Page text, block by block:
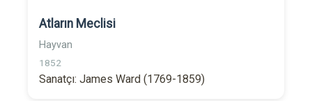
Atların Meclisi
Hayvan
1852
Sanatçı: James Ward (1769-1859)